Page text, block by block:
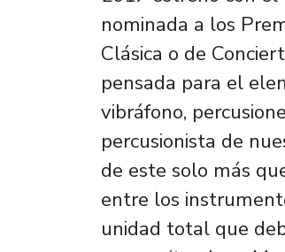
nominada a los
Clásica o de
pensada para el
vibráfono,
percusionista de
de este solo más
entre los
unidad total que